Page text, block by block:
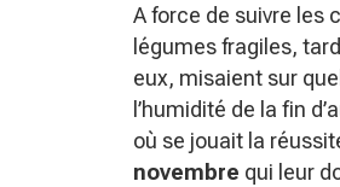
A force de suivre les
légumes fragiles,
eux, misaient sur
l’humidité de la fin
où se jouait la
novembre qui leur